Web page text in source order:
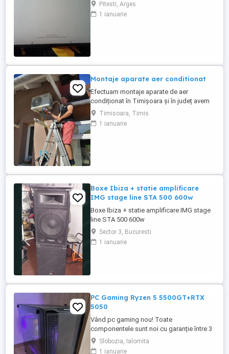
Pitesti, Arges
1 ianuarie
Montaje aparate aer conditionat
Efectuam montaje aparate de aer
condiționat în Timișoara și în județ avem
experiență de peste 10 ani ,oferim
garanția montajului efectuam igienizarea
,mentenanță aparatelor ,reparam încărcăm
Timisoara, Timis
1 ianuarie
Boxe Ibiza + statie amplificare
IMG stage line STA 500 600w
Boxe Ibiza + statie amplificare IMG stage
line STA 500 600w
Sector 3, Bucuresti
1 ianuarie
PC Gaming Ryzen 5 5500GT+RTX
5050
Vând pc gaming nou! Toate
componentele sunt noi cu garanție între 3
și 10 ani la eMAG. Preț FIX nu trimit prin
curier doar predare personală.
Slobozia, Ialomita
1 ianuarie